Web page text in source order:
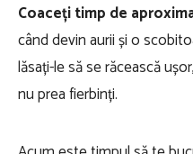
Coaceți timp de
când devin aurii și o
lăsați-le să se răcească
nu prea fierbinți.